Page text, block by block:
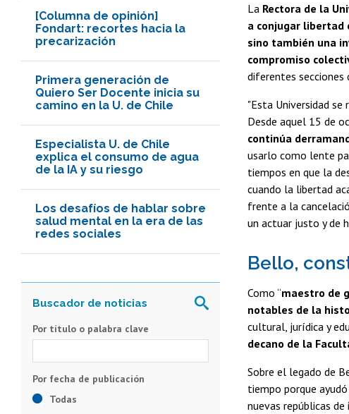
[Columna de opinión]
Fondart: recortes hacia la
precarización
Primera generación de
Quiero Ser Docente inicia su
camino en la U. de Chile
Especialista U. de Chile
explica el consumo de agua
de la IA y su riesgo
Los desafíos de hablar sobre
salud mental en la era de las
redes sociales
La Rectora de la
a conjugar libertad
sino también una
compromiso
diferentes secciones
"Esta Universidad se
Desde aquel 15 de
continúa
usarlo como lente
tiempos en que la
cuando la libertad
frente a la
un actuar justo y de
Bello,
Como “maestro de
notables de la
cultural, jurídica y
decano de la
Sobre el legado de
tiempo porque
nuevas repúblicas
Por título o palabra clave
Todas